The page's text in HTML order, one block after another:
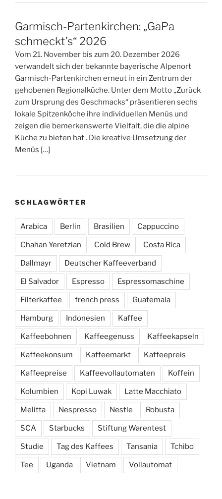
Garmisch-Partenkirchen: „GaPa
schmeckt’s“ 2026
Vom 21. November bis zum 20. Dezember 2026
verwandelt sich der bekannte bayerische Alpenort
Garmisch-Partenkirchen erneut in ein Zentrum der
gehobenen Regionalküche. Unter dem Motto „Zurück
zum Ursprung des Geschmacks“ präsentieren sechs
lokale Spitzenköche ihre individuellen Menüs und
zeigen die bemerkenswerte Vielfalt, die die alpine
Küche zu bieten hat . Die kreative Umsetzung der
Menüs […]
SCHLAGWÖRTER
Arabica Berlin Brasilien Cappuccino
Chahan Yeretzian Cold Brew Costa Rica
Dallmayr Deutscher Kaffeeverband
El Salvador Espresso Espressomaschine
Filterkaffee french press Guatemala
Hamburg Indonesien Kaffee
Kaffeebohnen Kaffeegenuss Kaffeekapseln
Kaffeekonsum Kaffeemarkt Kaffeepreis
Kaffeepreise Kaffeevollautomaten Koffein
Kolumbien Kopi Luwak Latte Macchiato
Melitta Nespresso Nestle Robusta
SCA Starbucks Stiftung Warentest
Studie Tag des Kaffees Tansania Tchibo
Tee Uganda Vietnam Vollautomat